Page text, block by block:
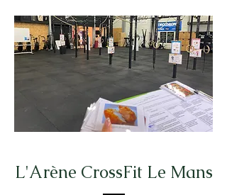
L'Arène CrossFit Le Mans